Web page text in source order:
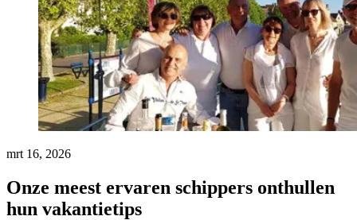
mrt 16, 2026
Onze meest ervaren schippers onthullen
hun vakantietips